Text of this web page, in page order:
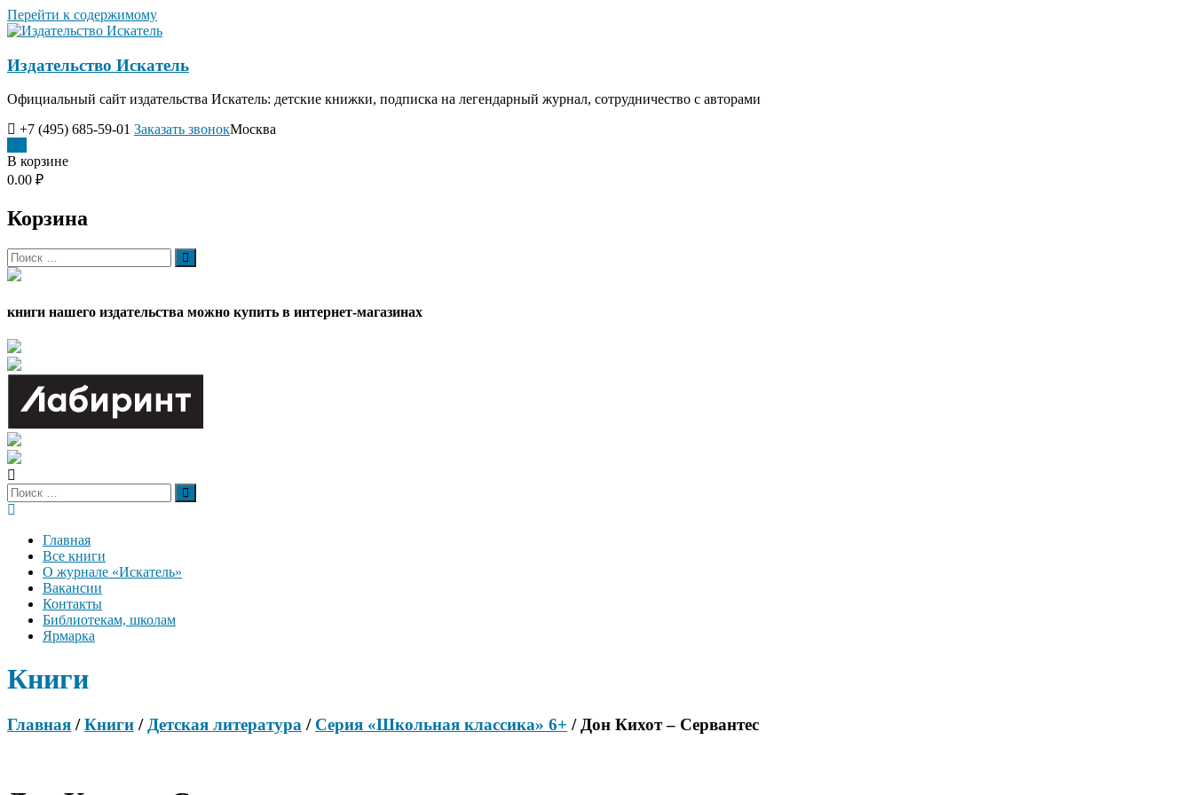
Перейти к содержимому
Издательство Искатель
Официальный сайт издательства Искатель: детские книжки, подписка на легендарный журнал, сотрудничество с авторами
+7 (495) 685-59-01 Заказать звонокМосква
В корзине
0.00 ₽
Корзина
книги нашего издательства можно купить в интернет-магазинах
Главная
Все книги
О журнале «Искатель»
Вакансии
Контакты
Библиотекам, школам
Ярмарка
Книги
Главная /Книги / Детская литература / Серия «Школьная классика» 6+ / Дон Кихот – Сервантес